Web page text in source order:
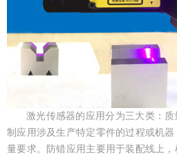
激光传感器的应用分为三大类：
制应用涉及生产特定零件的过程或机
量要求。防错应用主要用于装配线上